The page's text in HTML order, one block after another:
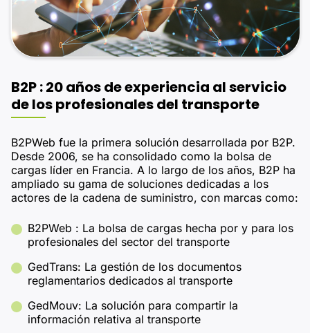
B2P : 20 años de experiencia al servicio
de los profesionales del transporte
B2PWeb fue la primera solución desarrollada por B2P.
Desde 2006, se ha consolidado como la bolsa de
cargas líder en Francia. A lo largo de los años, B2P ha
ampliado su gama de soluciones dedicadas a los
actores de la cadena de suministro, con marcas como:
B2PWeb : La bolsa de cargas hecha por y para los
profesionales del sector del transporte
GedTrans: La gestión de los documentos
reglamentarios dedicados al transporte
GedMouv: La solución para compartir la
información relativa al transporte